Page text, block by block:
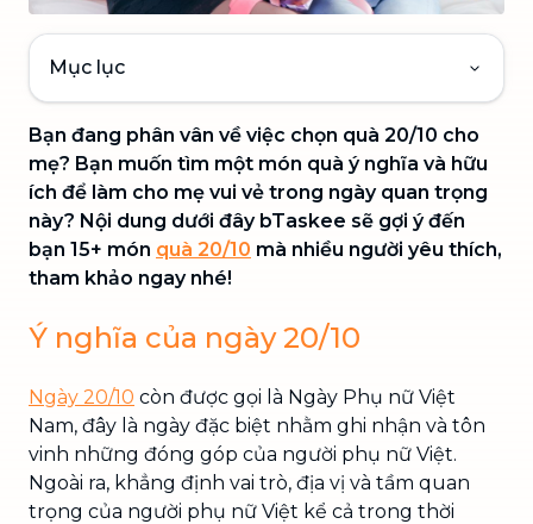
Mục lục
Bạn đang phân vân về việc chọn quà 20/10 cho
mẹ? Bạn muốn tìm một món quà ý nghĩa và hữu
ích để làm cho mẹ vui vẻ trong ngày quan trọng
này? Nội dung dưới đây bTaskee sẽ gợi ý đến
bạn 15+ món quà 20/10 mà nhiều người yêu thích,
tham khảo ngay nhé!
Ý nghĩa của ngày 20/10
Ngày 20/10 còn được gọi là Ngày Phụ nữ Việt
Nam, đây là ngày đặc biệt nhằm ghi nhận và tôn
vinh những đóng góp của người phụ nữ Việt.
Ngoài ra, khẳng định vai trò, địa vị và tầm quan
trọng của người phụ nữ Việt kể cả trong thời